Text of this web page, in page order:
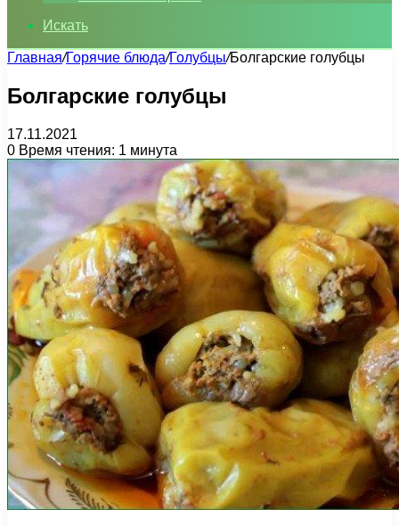
Искать
Главная/Горячие блюда/Голубцы/Болгарские голубцы
Болгарские голубцы
17.11.2021
0 Время чтения: 1 минута